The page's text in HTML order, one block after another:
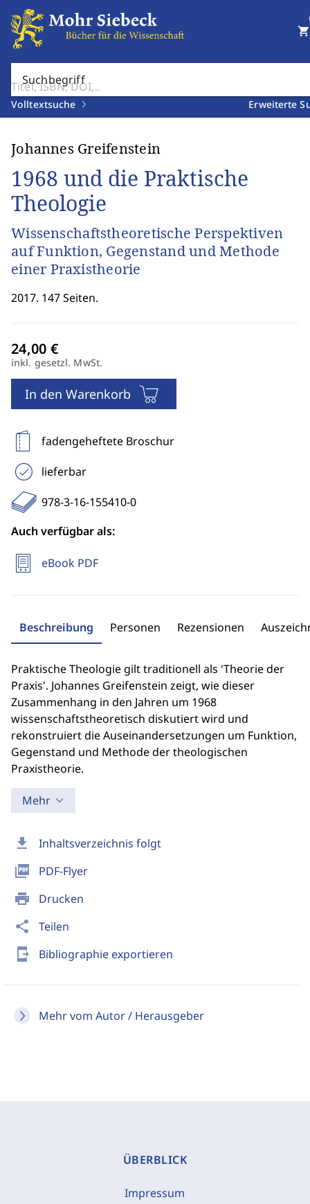
Suchbegriff
Volltextsuche Erweiterte
shopping_cart
download Inhaltsverzeichnis folgt
picture_as_pdf PDF-Flyer
print Drucken
share Teilen
send_to_mobile Bibliographie exportieren
Mehr vom Autor / Herausgeber
Johannes Greifenstein
1968 und die Praktische
Theologie
Wissenschaftstheoretische Perspektiven
auf Funktion, Gegenstand und Methode
einer Praxistheorie
2017. 147 Seiten.
inkl. gesetzl. MwSt.
In den Warenkorb
fadengeheftete Broschur
lieferbar
978-3-16-155410-0
Auch verfügbar als:
eBook PDF
Beschreibung Personen Rezensionen
Praktische Theologie gilt traditionell als 'Theorie der
Praxis'. Johannes Greifenstein zeigt, wie dieser
Zusammenhang in den Jahren um 1968
wissenschaftstheoretisch diskutiert wird und
rekonstruiert die Auseinandersetzungen um Funktion,
Gegenstand und Methode der theologischen
Praxistheorie.
Mehr
ÜBERBLICK
Impressum